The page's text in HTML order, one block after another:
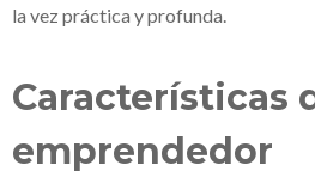
la vez práctica y profunda.
Características
emprendedor